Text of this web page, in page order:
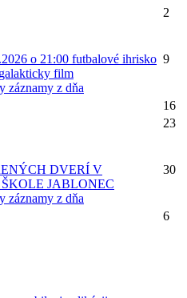
2
o 21:00 futbalové ihrisko
film
záznamy z dňa
9
16
23
DVERÍ V
JABLONEC
záznamy z dňa
30
6